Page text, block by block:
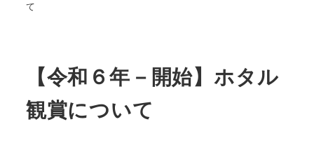
て
【令和６年－開始】ホタル
観賞について